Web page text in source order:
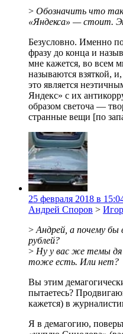
> Обозначить что
«Яндекса» — стоит.
Безусловно. Именно
фразу до конца и
мне кажется, во всем
называются взяткой,
это является
Яндекс» с их
образом светоча —
странные вещи [по
25 февраля 2018 в
Андрей Споров >
>Андрей, а почему бы
рублей?
> Ну у вас же темы
тоже есть. Или нет?
Вы этим
пытаетесь?
кажется) в
Я в демагогию,